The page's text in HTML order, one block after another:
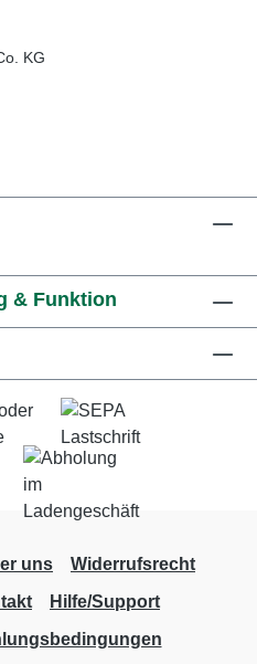
KG
& Funktion
uns
Widerrufsrecht
Hilfe/Support